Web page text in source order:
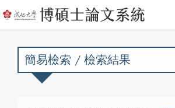
簡易檢索 / 檢索結果